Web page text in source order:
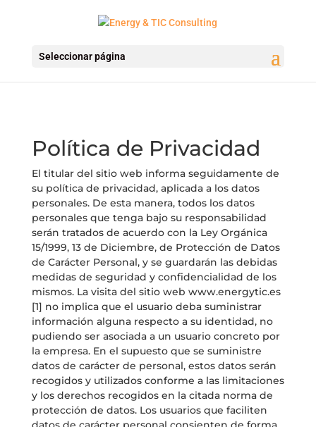
Seleccionar página
Política de Privacidad
El titular del sitio web informa seguidamente de
su política de privacidad, aplicada a los datos
personales. De esta manera, todos los datos
personales que tenga bajo su responsabilidad
serán tratados de acuerdo con la Ley Orgánica
15/1999, 13 de Diciembre, de Protección de Datos
de Carácter Personal, y se guardarán las debidas
medidas de seguridad y confidencialidad de los
mismos. La visita del sitio web www.energytic.es
[1] no implica que el usuario deba suministrar
información alguna respecto a su identidad, no
pudiendo ser asociada a un usuario concreto por
la empresa. En el supuesto que se suministre
datos de carácter de personal, estos datos serán
recogidos y utilizados conforme a las limitaciones
y los derechos recogidos en la citada norma de
protección de datos. Los usuarios que faciliten